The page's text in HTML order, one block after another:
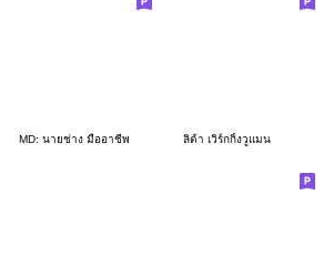
MD: นายช่าง มืออาชีพ ลิต้า เวิร์กกิ้งวูแมน